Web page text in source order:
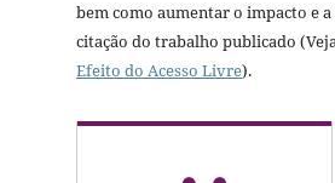
bem como aumentar o impacto e a
citação do trabalho publicado
Efeito do Acesso Livre).